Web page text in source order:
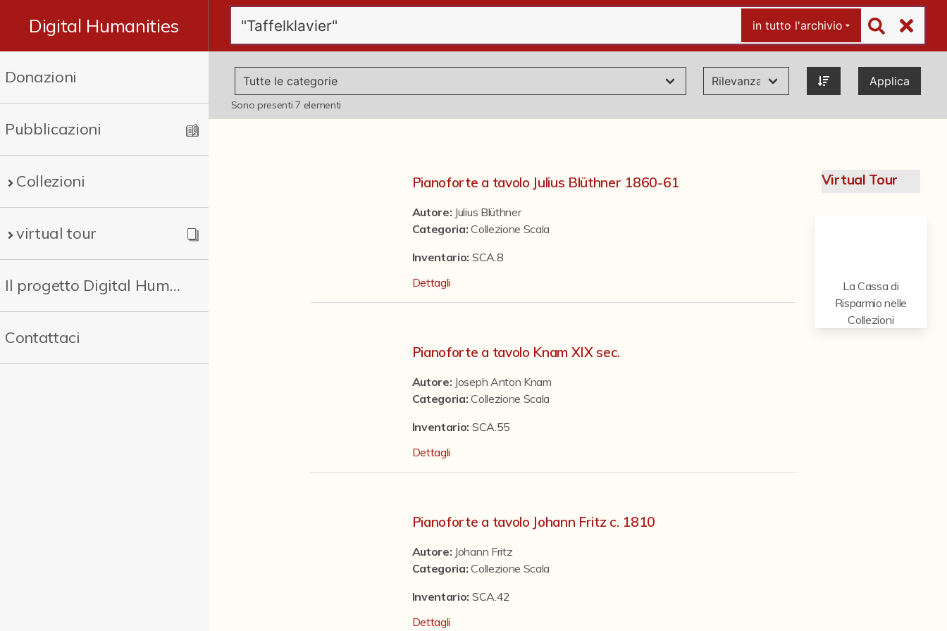
Digital Humanities
Donazioni
Pubblicazioni
Collezioni
virtual tour
Il progetto Digital Humanities
Contattaci
in tutto l'archivio
Applica
Sono presenti7 elementi
Pianoforte a tavolo Julius Blüthner 1860-61
Autore: Julius Blüthner
Categoria:Collezione Scala
Inventario: SCA.8
Dettagli
Pianoforte a tavolo Knam XIX sec.
Autore: Joseph Anton Knam
Categoria:Collezione Scala
Inventario: SCA.55
Dettagli
Pianoforte a tavolo Johann Fritz c. 1810
Autore: Johann Fritz
Categoria:Collezione Scala
Inventario: SCA.42
Dettagli
Virtual Tour
La Cassa di
Risparmio nelle
Collezioni